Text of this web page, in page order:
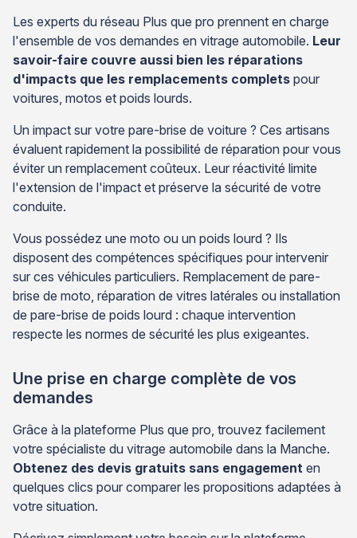
Les experts du réseau Plus que pro prennent en charge
l'ensemble de vos demandes en vitrage automobile. Leur
savoir-faire couvre aussi bien les réparations
d'impacts que les remplacements complets pour
voitures, motos et poids lourds.
Un impact sur votre pare-brise de voiture ? Ces artisans
évaluent rapidement la possibilité de réparation pour vous
éviter un remplacement coûteux. Leur réactivité limite
l'extension de l'impact et préserve la sécurité de votre
conduite.
Vous possédez une moto ou un poids lourd ? Ils
disposent des compétences spécifiques pour intervenir
sur ces véhicules particuliers. Remplacement de pare-
brise de moto, réparation de vitres latérales ou installation
de pare-brise de poids lourd : chaque intervention
respecte les normes de sécurité les plus exigeantes.
Une prise en charge complète de vos
demandes
Grâce à la plateforme Plus que pro, trouvez facilement
votre spécialiste du vitrage automobile dans la Manche.
Obtenez des devis gratuits sans engagement en
quelques clics pour comparer les propositions adaptées à
votre situation.